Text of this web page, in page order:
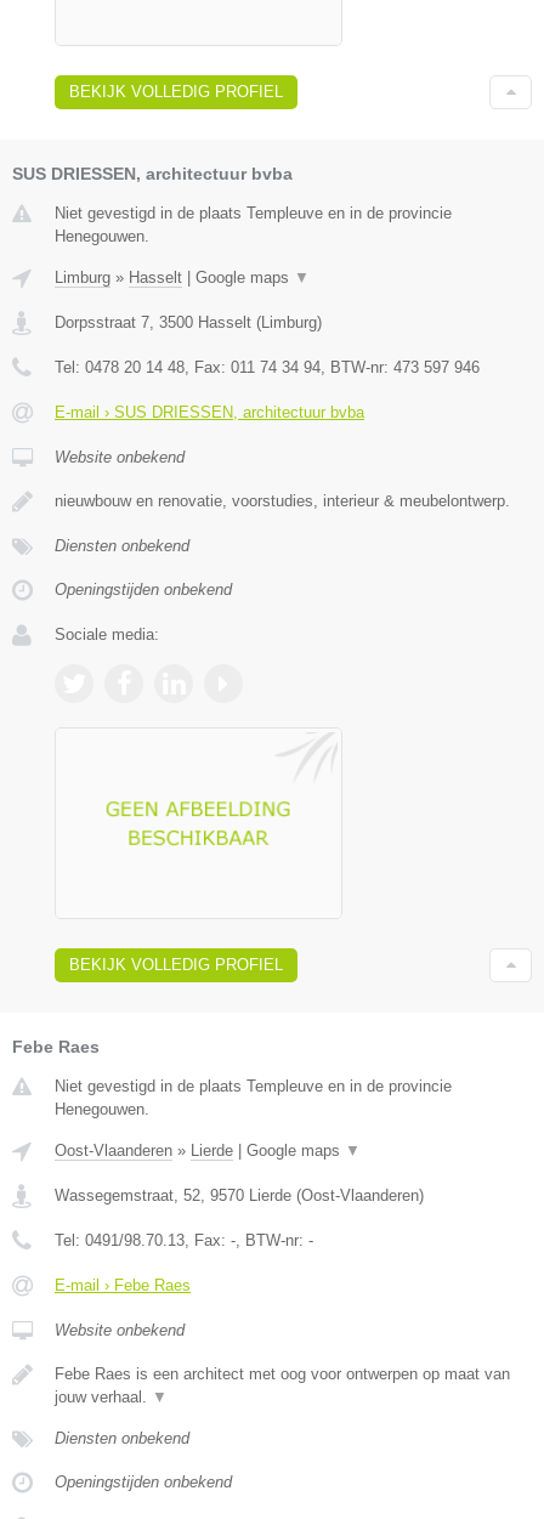
BEKIJK VOLLEDIG PROFIEL
SUS DRIESSEN, architectuur bvba
Niet gevestigd in de plaats Templeuve en in de provincie
Henegouwen.
Limburg » Hasselt | Google maps ▼
Dorpsstraat 7 3500 Hasselt (Limburg)
Tel: 0478 20 14 48 , Fax: 011 74 34 94 , BTW-nr: 473 597 946
E-mail › SUS DRIESSEN, architectuur bvba
Website onbekend
nieuwbouw en renovatie, voorstudies, interieur & meubelontwerp.
Diensten onbekend
Openingstijden onbekend
Sociale media:
BEKIJK VOLLEDIG PROFIEL
Febe Raes
Niet gevestigd in de plaats Templeuve en in de provincie
Henegouwen.
Oost-Vlaanderen » Lierde Google maps ▼
Wassegemstraat, 52, 9570 Lierde (Oost-Vlaanderen)
Tel: 0491/98.70.13, Fax: -, BTW-nr: -
E-mail › Febe Raes
Website onbekend
Febe Raes is een architect met oog voor ontwerpen op maat van
jouw verhaal. ▼
Diensten onbekend
Openingstijden onbekend